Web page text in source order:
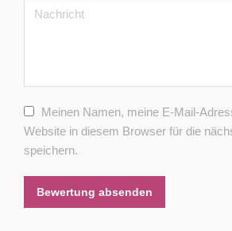
Meinen Namen, meine E-Mail-
Website in diesem Browser für die
speichern.
Bewertung absenden